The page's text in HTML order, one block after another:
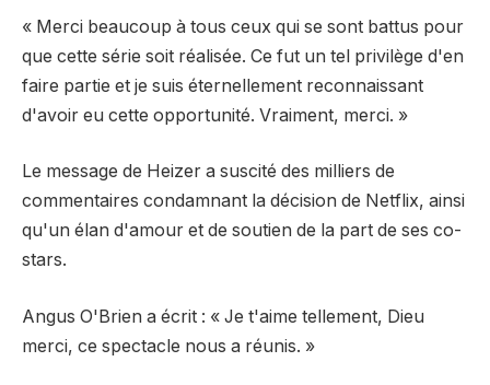
« Merci beaucoup à tous ceux qui se sont battus pour
que cette série soit réalisée. Ce fut un tel privilège d'en
faire partie et je suis éternellement reconnaissant
d'avoir eu cette opportunité. Vraiment, merci. »
Le message de Heizer a suscité des milliers de
commentaires condamnant la décision de Netflix, ainsi
qu'un élan d'amour et de soutien de la part de ses co-
stars.
Angus O'Brien a écrit : « Je t'aime tellement, Dieu
merci, ce spectacle nous a réunis. »